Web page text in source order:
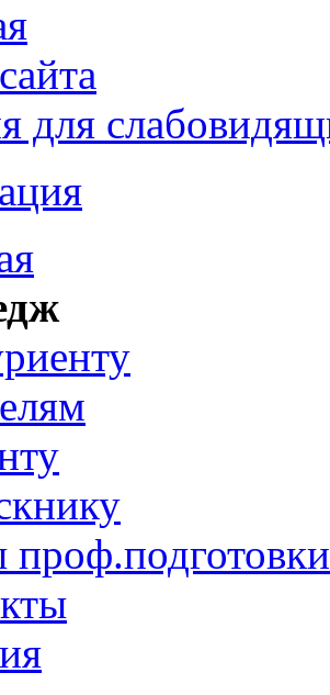
для
проф.подготовки